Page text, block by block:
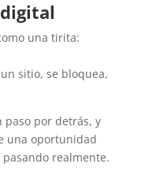
una tirita:
sitio, se bloquea,
paso por detrás, y
una oportunidad
realmente.